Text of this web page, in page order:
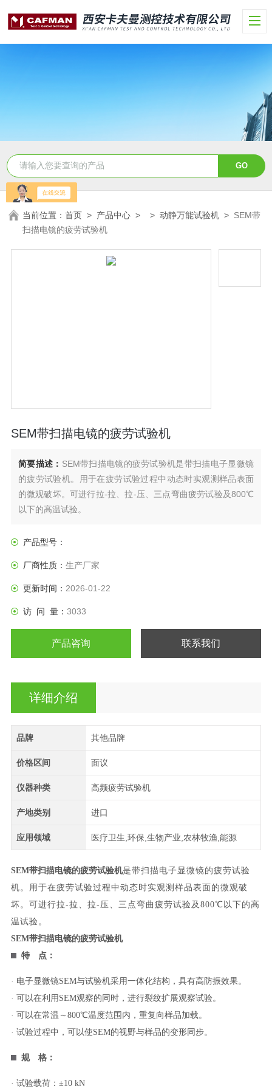
当前位置：首页 > 产品中心 > >动静万能试验机 > SEM带
扫描电镜的疲劳试验机
SEM带扫描电镜的疲劳试验机
简要描述： SEM带扫描电镜的疲劳试验机是带扫描电子显微镜
的疲劳试验机。用于在疲劳试验过程中动态时实观测样品表面
的微观破坏。可进行拉-拉、拉-压、三点弯曲疲劳试验及800℃
以下的高温试验。
产品型号：
厂商性质： 生产厂家
更新时间： 2026-01-22
访 问 量： 3033
产品咨询 联系我们
详细介绍
品牌 其他品牌
价格区间 面议
仪器种类 高频疲劳试验机
产地类别 进口
应用领域 医疗卫生,环保,生物产业,农林牧渔,能源
SEM带扫描电镜的疲劳试验机是带扫描电子显微镜的疲劳试验
机。用于在疲劳试验过程中动态时实观测样品表面的微观破
坏。可进行拉-拉、拉-压、三点弯曲疲劳试验及800℃以下的高
温试验。
SEM带扫描电镜的疲劳试验机
特 点：
· 电子显微镜SEM与试验机采用一体化结构，具有高防振效果。
· 可以在利用SEM观察的同时，进行裂纹扩展观察试验。
· 可以在常温～800℃温度范围内，重复向样品加载。
· 试验过程中，可以使SEM的视野与样品的变形同步。
规 格：
· 试验载荷：±10 kN